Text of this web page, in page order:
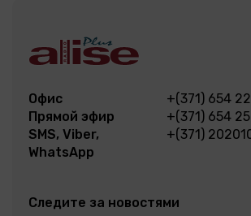
Офис
+(371) 654
Прямой эфир
+(371) 654
SMS, Viber,
WhatsApp
+(371)
Следите за новостями